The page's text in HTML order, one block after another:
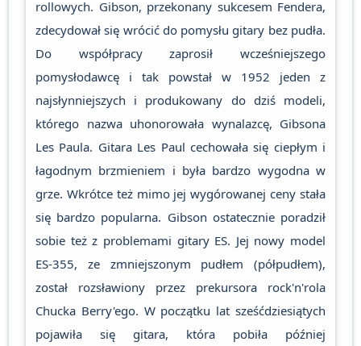
rollowych. Gibson, przekonany sukcesem Fendera,
zdecydował się wrócić do pomysłu gitary bez pudła.
Do współpracy zaprosił wcześniejszego
pomysłodawcę i tak powstał w 1952 jeden z
najsłynniejszych i produkowany do dziś modeli,
którego nazwa uhonorowała wynalazcę, Gibsona
Les Paula. Gitara Les Paul cechowała się ciepłym i
łagodnym brzmieniem i była bardzo wygodna w
grze. Wkrótce też mimo jej wygórowanej ceny stała
się bardzo popularna. Gibson ostatecznie poradził
sobie też z problemami gitary ES. Jej nowy model
ES-355, ze zmniejszonym pudłem (półpudłem),
został rozsławiony przez prekursora rock'n'rola
Chucka Berry'ego. W początku lat sześćdziesiątych
pojawiła się gitara, która pobiła później